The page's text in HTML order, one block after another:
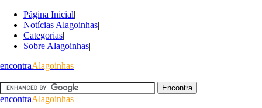
Página Inicial|
Notícias Alagoinhas|
Categorias|
Sobre Alagoinhas|
encontraAlagoinhas
encontraAlagoinhas